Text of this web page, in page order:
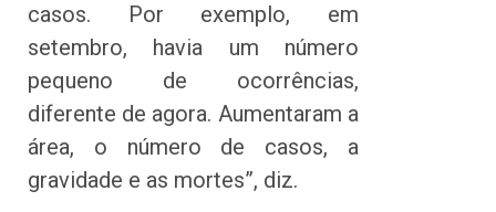
casos. Por exemplo, em
setembro, havia um número
pequeno de ocorrências,
diferente de agora. Aumentaram a
área, o número de casos, a
gravidade e as mortes”, diz.